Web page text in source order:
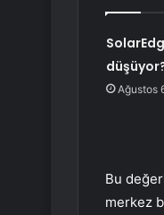
Ağustos
Bu
merkez